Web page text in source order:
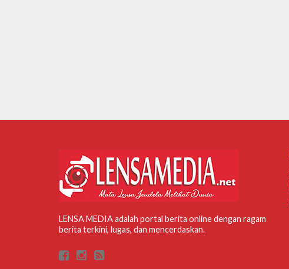
LENSA MEDIA adalah portal berita online dengan ragam
berita terkini, lugas, dan mencerdaskan.